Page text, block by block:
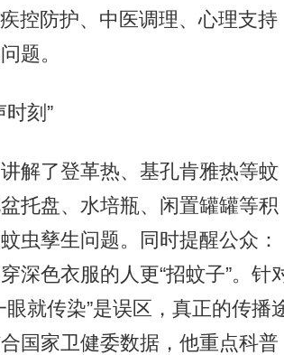
控防护、中医调理、心理支持
题。
刻”
了登革热、基孔肯雅热等蚊
托盘、水培瓶、闲置罐罐等积
虫孳生问题。同时提醒公众：
深色衣服的人更“招蚊子”。针
就传染”是误区，真正的传播
国家卫健委数据，他重点科普